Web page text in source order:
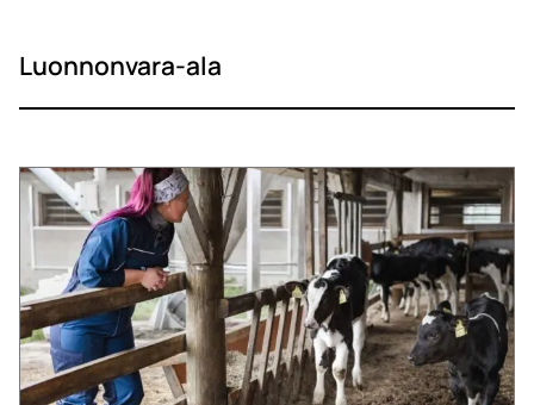
Luonnonvara-ala